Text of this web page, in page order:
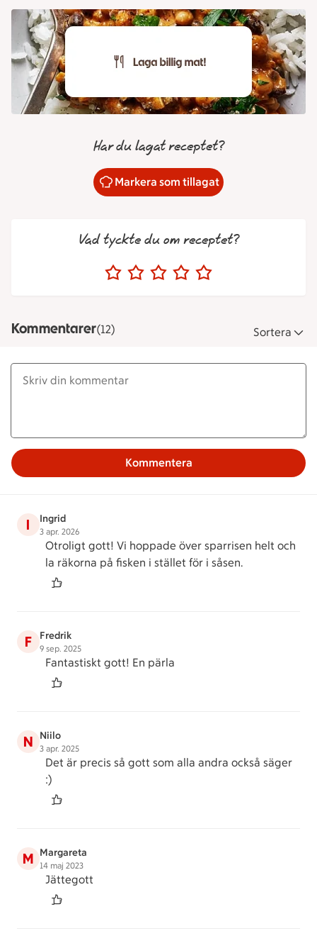
Har du lagat receptet?
Markera som tillagat
Vad tyckte du om receptet?
Kommentarer(12) Sortera
Kommentera
I Ingrid
3 apr. 2026
Otroligt gott! Vi hoppade över sparrisen helt och
la räkorna på fisken i stället för i såsen.
F Fredrik
9 sep. 2025
Fantastiskt gott! En pärla
N Niilo
3 apr. 2025
Det är precis så gott som alla andra också säger
:)
M Margareta
14 maj 2023
Jättegott